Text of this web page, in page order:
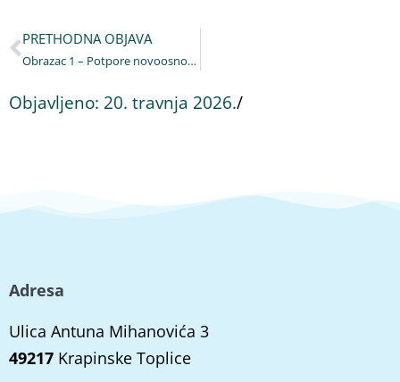
PRETHODNA OBJAVA
Obrazac 1 – Potpore novoosnovanim obrtima i tvrtkama
Objavljeno: 20. travnja 2026./
Adresa
Ulica Antuna Mihanovića 3
49217 Krapinske Toplice